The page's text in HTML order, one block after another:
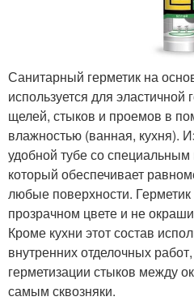
Санитарный герметик на
используется для
щелей, стыков и проемов в
влажностью (ванная, кухня).
удобной тубе со
который обеспечивает
любые поверхности.
прозрачном цвете и не
Кроме кухни этот состав
внутренних отделочных
герметизации стыков между
самым сквозняки.